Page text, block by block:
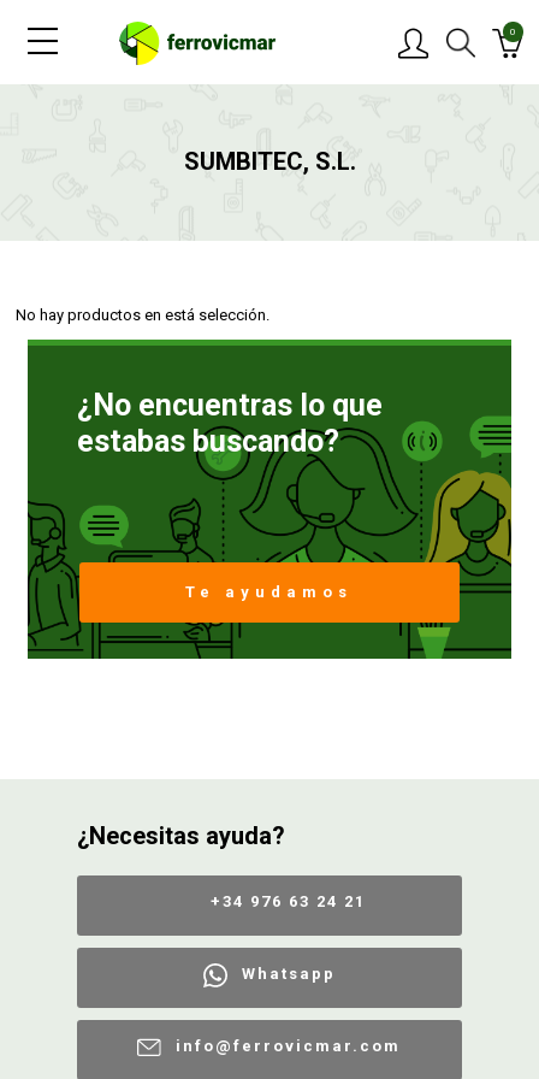
0
SUMBITEC, S.L.
No hay productos en está selección.
¿No encuentras lo que
estabas buscando?
Te ayudamos
¿Necesitas ayuda?
+34 976 63 24 21
Whatsapp
info@ferrovicmar.com
NOVEDADES
BLOG
CONTACTAR
FERROVICMAR
CATÁLOGOS
GUÍAS
DEVOLUCIONES
FORMAS DE PAGO